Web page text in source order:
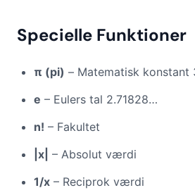
Specielle Funktioner
π (pi) – Matematisk konstant
e – Eulers tal 2.71828…
n! – Fakultet
|x| – Absolut værdi
1/x – Reciprok værdi